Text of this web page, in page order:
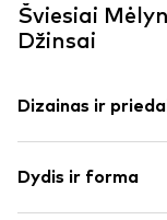
Šviesiai
Džinsai
Dizainas ir
džinsai
Šviesiai
Dydis ir forma